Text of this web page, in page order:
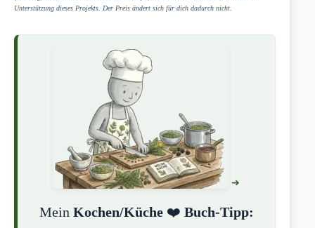
Unterstützung dieses Projekts. Der Preis ändert sich für dich dadurch nicht.
Mein Kochen/Küche❤️ Buch-Tipp: